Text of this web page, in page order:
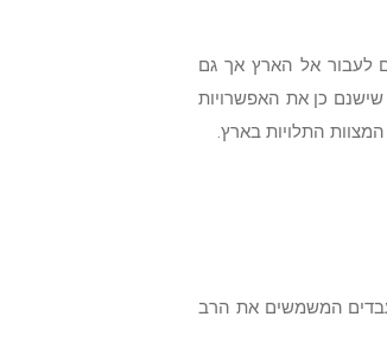
לעבור אל הארץ אך גם
שישנם כן את האפשרויות
התלויות בארץ.
המשמשים את הרב